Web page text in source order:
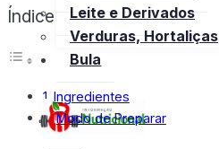
Leite e Derivados
Verduras, Hortaliças
Bula
Índice
Ingredientes
Modo de Preparar